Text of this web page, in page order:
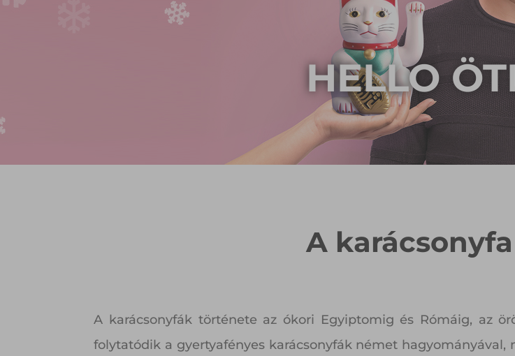
HELLO
A
A karácsonyfák története az ókori Egyiptomig és Rómáig, az
folytatódik a gyertyafényes karácsonyfák német